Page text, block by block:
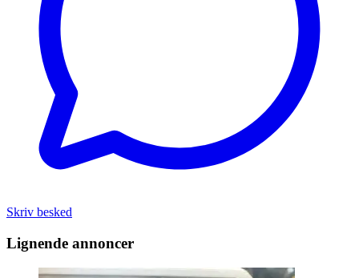
Skriv besked
Lignende annoncer